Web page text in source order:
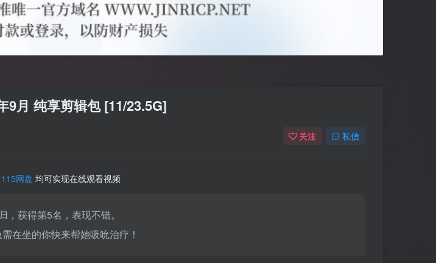
9月 纯享剪辑包 [11/23.5G]
关注 私信
115网盘 均可实现在线观看视频
获得第5名，表现不错。
在坐的你快来帮她吸吮治疗！